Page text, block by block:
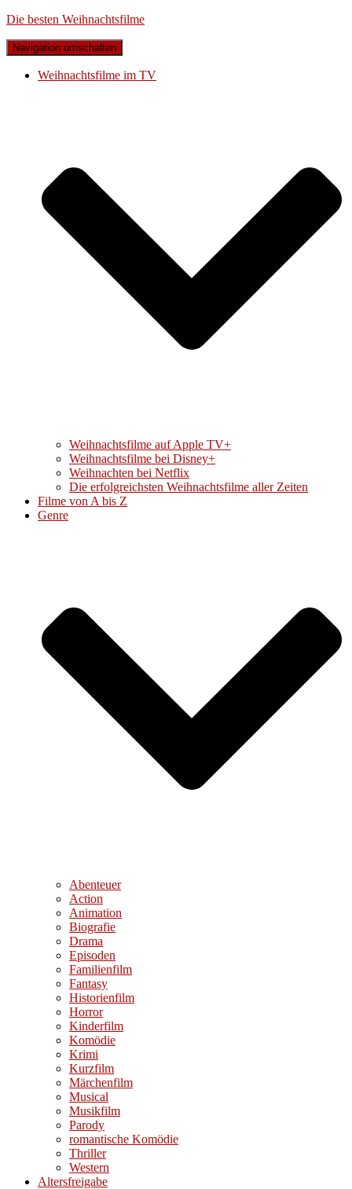
Die besten Weihnachtsfilme
Navigation umschalten
Weihnachtsfilme im TV
Weihnachtsfilme auf Apple TV+
Weihnachtsfilme bei Disney+
Weihnachten bei Netflix
Die erfolgreichsten Weihnachtsfilme aller Zeiten
Filme von A bis Z
Genre
Abenteuer
Action
Animation
Biografie
Drama
Episoden
Familienfilm
Fantasy
Historienfilm
Horror
Kinderfilm
Komödie
Krimi
Kurzfilm
Märchenfilm
Musical
Musikfilm
Parody
romantische Komödie
Thriller
Western
Altersfreigabe